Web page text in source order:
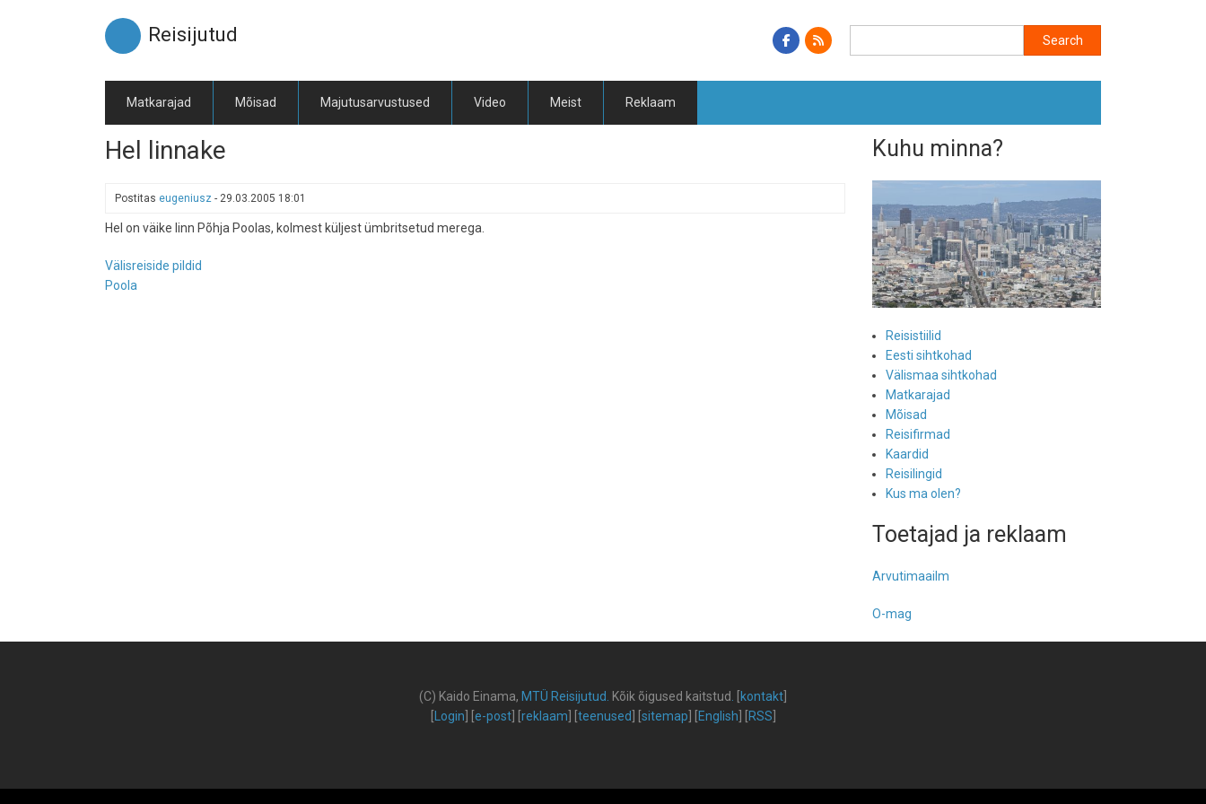
Reisijutud
Matkarajad Mõisad Majutusarvustused Video Meist Reklaam
Hel linnake
Postitas eugeniusz - 29.03.2005 18:01
Hel on väike linn Põhja Poolas, kolmest küljest ümbritsetud merega.
Välisreiside pildid
Poola
Kuhu minna?
Reisistiilid
Eesti sihtkohad
Välismaa sihtkohad
Matkarajad
Mõisad
Reisifirmad
Kaardid
Reisilingid
Kus ma olen?
Toetajad ja reklaam
Arvutimaailm
O-mag
(C) Kaido Einama, MTÜ Reisijutud. Kõik õigused kaitstud. kontakt
Login e-post] [ reklaam teenused sitemap English RSS